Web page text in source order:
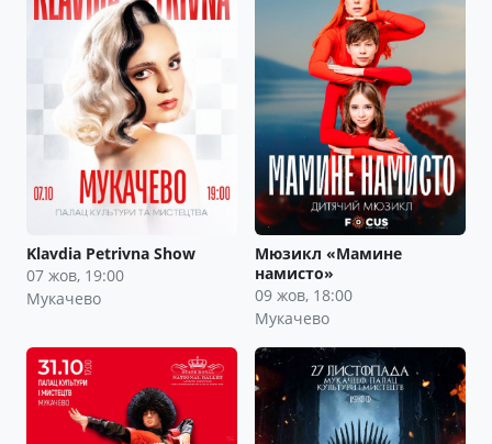
Klavdia Petrivna Show
07 жов, 19:00
Мукачево
Мюзикл «Мамине
намисто»
09 жов, 18:00
Мукачево